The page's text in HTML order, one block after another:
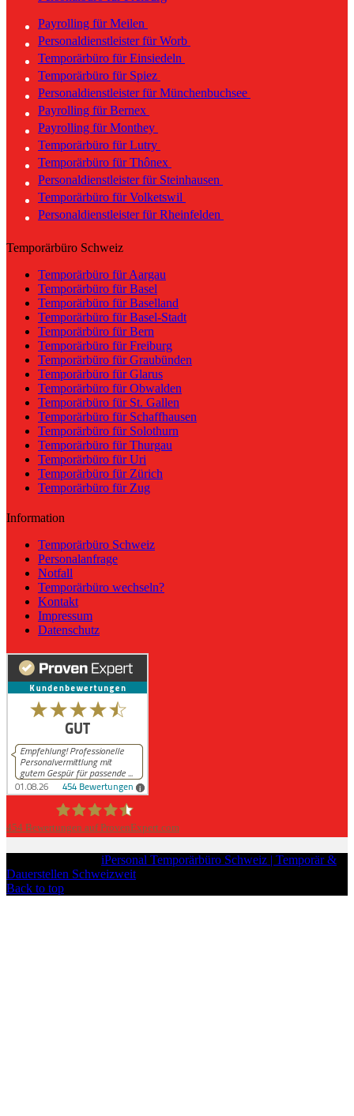
Payrolling für Meilen
Personaldienstleister für Worb
Temporärbüro für Einsiedeln
Temporärbüro für Spiez
Personaldienstleister für Münchenbuchsee
Payrolling für Bernex
Payrolling für Monthey
Temporärbüro für Lutry
Temporärbüro für Thônex
Personaldienstleister für Steinhausen
Temporärbüro für Volketswil
Personaldienstleister für Rheinfelden
Temporärbüro Schweiz
Temporärbüro für Aargau
Temporärbüro für Basel
Temporärbüro für Baselland
Temporärbüro für Basel-Stadt
Temporärbüro für Bern
Temporärbüro für Freiburg
Temporärbüro für Graubünden
Temporärbüro für Glarus
Temporärbüro für Obwalden
Temporärbüro für St. Gallen
Temporärbüro für Schaffhausen
Temporärbüro für Solothurn
Temporärbüro für Thurgau
Temporärbüro für Uri
Temporärbüro für Zürich
Temporärbüro für Zug
Information
Temporärbüro Schweiz
Personalanfrage
Notfall
Temporärbüro wechseln?
Kontakt
Impressum
Datenschutz
454 Bewertungen auf ProvenExpert.com
iPersonal Temporärbüro Schweiz | Temporär &
Dauerstellen Schweizweit
Back to top